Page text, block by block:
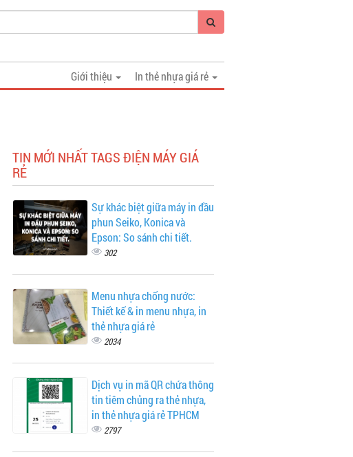
In thẻ nhựa giá rẻ
Giới thiệu
TIN MỚI NHẤT TAGS ĐIỆN MÁY GIÁ
RẺ
Sự khác biệt giữa máy in đầu
phun Seiko, Konica và
Epson: So sánh chi tiết.
302
Menu nhựa chống nước:
Thiết kế & in menu nhựa, in
thẻ nhựa giá rẻ
2034
Dịch vụ in mã QR chứa thông
tin tiêm chủng ra thẻ nhựa,
in thẻ nhựa giá rẻ TPHCM
2797